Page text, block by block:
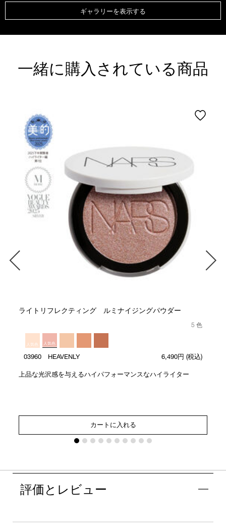
ギャラリーを表示する
一緒に購入されている商品
ライトリフレクティング ルミナイジングパウダー
5 色
人気色 人気色
03960 HEAVENLY 6,490円 (税込)
上品な光沢感を与えるハイパフォーマンスなハイライター
カートに入れる
評価とレビュー